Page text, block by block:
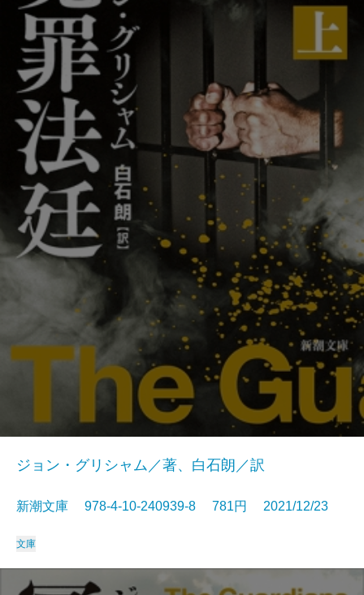
ジョン・グリシャム／著、白石朗／訳
新潮文庫 978-4-10-240939-8 781円 2021/12/23
文庫